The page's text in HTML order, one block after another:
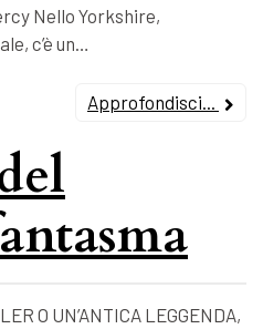
Nello Yorkshire,
c’è un…
Approfondisci...
O UN’ANTICA LEGGENDA,